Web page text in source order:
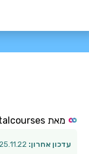
מאת
עדכון אחרון: